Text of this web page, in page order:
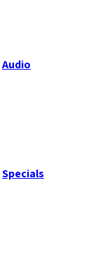
Audio
Specials